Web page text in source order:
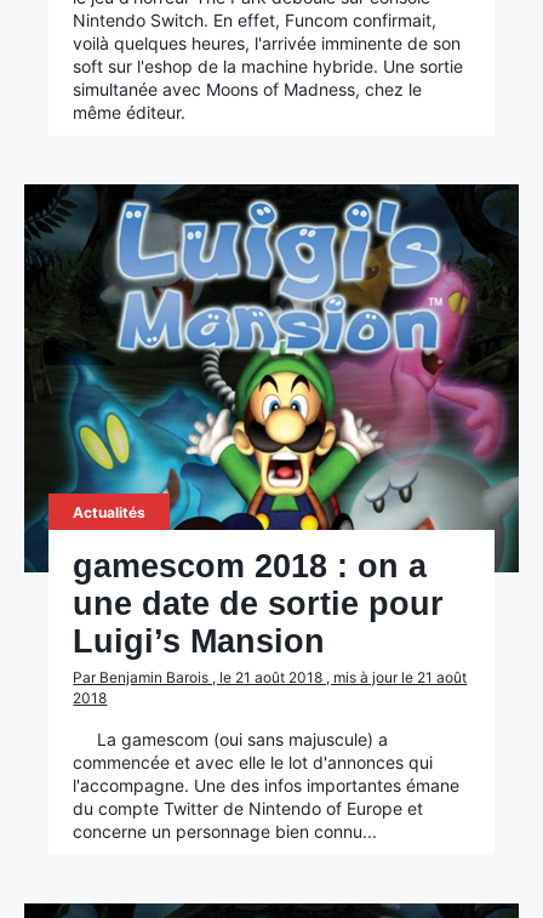
Nintendo Switch. En effet, Funcom confirmait,
voilà quelques heures, l'arrivée imminente de son
soft sur l'eshop de la machine hybride. Une sortie
simultanée avec Moons of Madness, chez le
même éditeur.
Actualités
gamescom 2018 : on a
une date de sortie pour
Luigi’s Mansion
Par Benjamin Barois , le 21 août 2018 , mis à jour le 21 août
2018
La gamescom (oui sans majuscule) a
commencée et avec elle le lot d'annonces qui
l'accompagne. Une des infos importantes émane
du compte Twitter de Nintendo of Europe et
concerne un personnage bien connu...
×
Rechercher
: